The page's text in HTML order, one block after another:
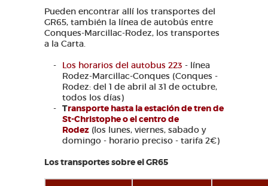
Pueden encontrar allí los transportes del
GR65, también la línea de autobús entre
Conques-Marcillac-Rodez, los transportes
a la Carta.
Los horarios del autobus 223 - línea
Rodez-Marcillac-Conques (Conques -
Rodez: del 1 de abril al 31 de octubre,
todos los días)
Transporte hasta la estación de tren de
St-Christophe o el centro de
Rodez (los lunes, viernes, sabado y
domingo - horario preciso - tarifa 2€)
Los transportes sobre el GR65